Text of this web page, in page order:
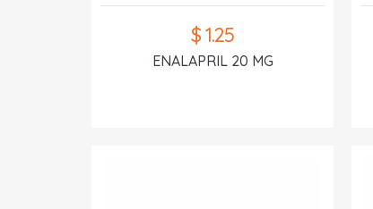
$ 1.25
ENALAPRIL 20 MG